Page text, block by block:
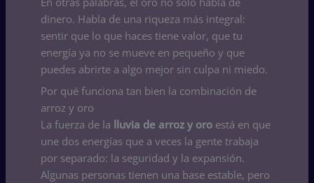
dinero. Habla de una riqueza más integral:
sentir que lo que haces tiene valor, que tu
energía ya no se mueve en pequeño y que
puedes abrirte a algo mejor sin culpa ni miedo.
Por qué funciona tan bien la combinación de
arroz y oro
La fuerza de la lluvia de arroz y oroestá en que
une dos energías que a veces la gente trabaja
por separado: la seguridad y la expansión.
Algunas personas tienen una base estable, pero